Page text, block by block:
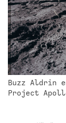
Buzz Aldrin
Project